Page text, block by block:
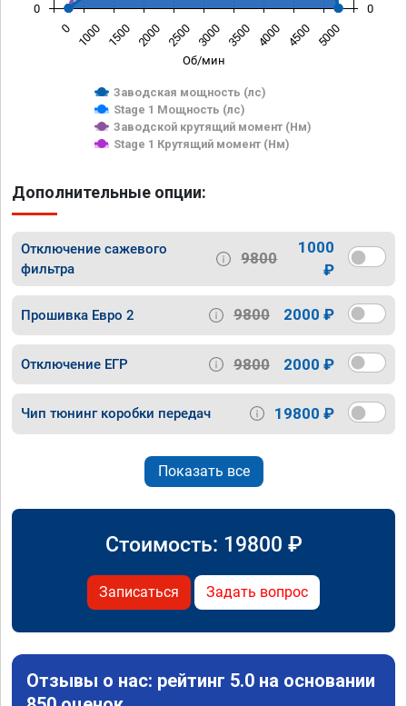
Об/мин
Заводская мощность (лс)
Stage 1 Мощность (лс)
Заводской крутящий момент (Нм)
Stage 1 Крутящий момент (Нм)
0 1000 1500 2000 2500 3000 3500 4000 4500 5000
0 0
Дополнительные опции:
Отключение сажевого
фильтра
9800
1000
₽
Прошивка Евро 2 9800 2000 ₽
Отключение ЕГР 9800 2000 ₽
Чип тюнинг коробки передач 19800 ₽
Показать все
Стоимость: 19800 ₽
Записаться Задать вопрос
Отзывы о нас: рейтинг 5.0 на основании